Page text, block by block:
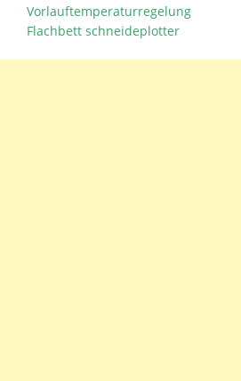
Vorlauftemperaturregelung
Flachbett schneideplotter